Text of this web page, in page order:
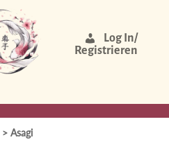
Log In/
Registrieren
> Asagi